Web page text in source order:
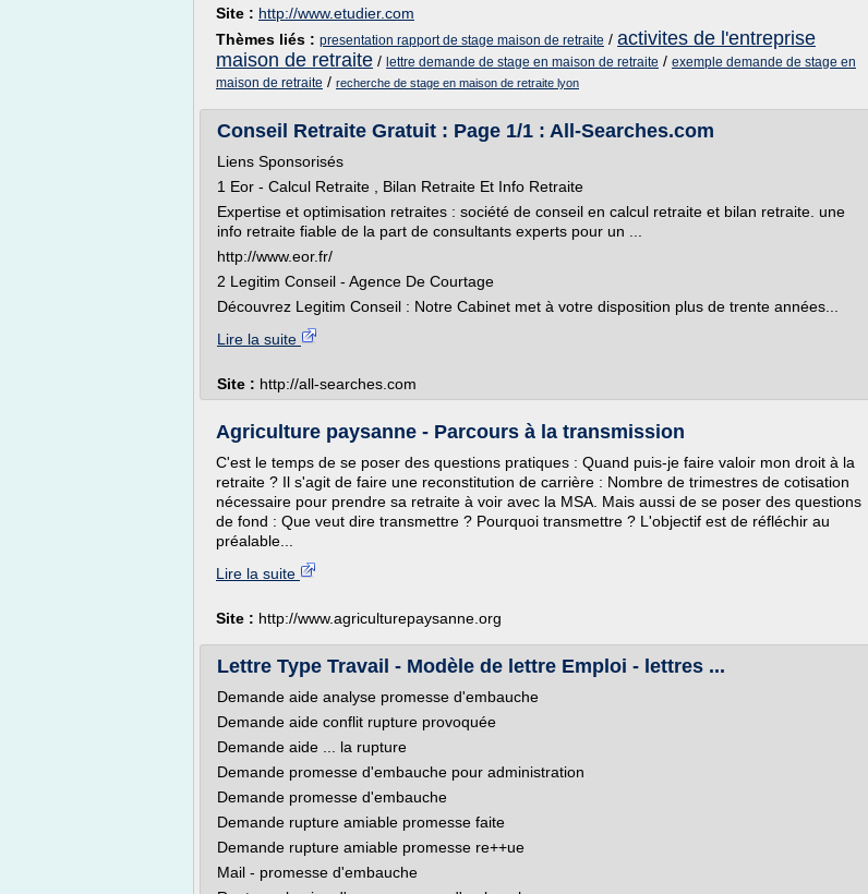
Site : http://www.etudier.com
Thèmes liés : presentation rapport de stage maison de retraite / activites de l'entreprise
maison de retraite / lettre demande de stage en maison de retraite / exemple demande de stage en
maison de retraite / recherche de stage en maison de retraite lyon
Conseil Retraite Gratuit : Page 1/1 : All-Searches.com
Liens Sponsorisés
1 Eor - Calcul Retraite , Bilan Retraite Et Info Retraite
Expertise et optimisation retraites : société de conseil en calcul retraite et bilan retraite. une
info retraite fiable de la part de consultants experts pour un ...
http://www.eor.fr/
2 Legitim Conseil - Agence De Courtage
Découvrez Legitim Conseil : Notre Cabinet met à votre disposition plus de trente années...
Lire la suite
Site : http://all-searches.com
Agriculture paysanne - Parcours à la transmission
C'est le temps de se poser des questions pratiques : Quand puis-je faire valoir mon droit à la
retraite ? Il s'agit de faire une reconstitution de carrière : Nombre de trimestres de cotisation
nécessaire pour prendre sa retraite à voir avec la MSA. Mais aussi de se poser des questions
de fond : Que veut dire transmettre ? Pourquoi transmettre ? L'objectif est de réfléchir au
préalable...
Lire la suite
Site : http://www.agriculturepaysanne.org
Lettre Type Travail - Modèle de lettre Emploi - lettres ...
Demande aide analyse promesse d'embauche
Demande aide conflit rupture provoquée
Demande aide ... la rupture
Demande promesse d'embauche pour administration
Demande promesse d'embauche
Demande rupture amiable promesse faite
Demande rupture amiable promesse re++ue
Mail - promesse d'embauche